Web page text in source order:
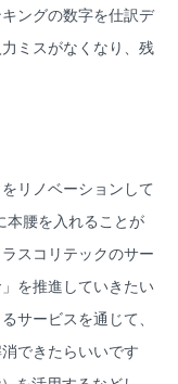
ングの数字を仕訳デ
ミスがなくなり、残
リノベーションして
本腰を入れることが
スコリテックのサー
を推進していきたい
サービスを通じて、
できたらいいです